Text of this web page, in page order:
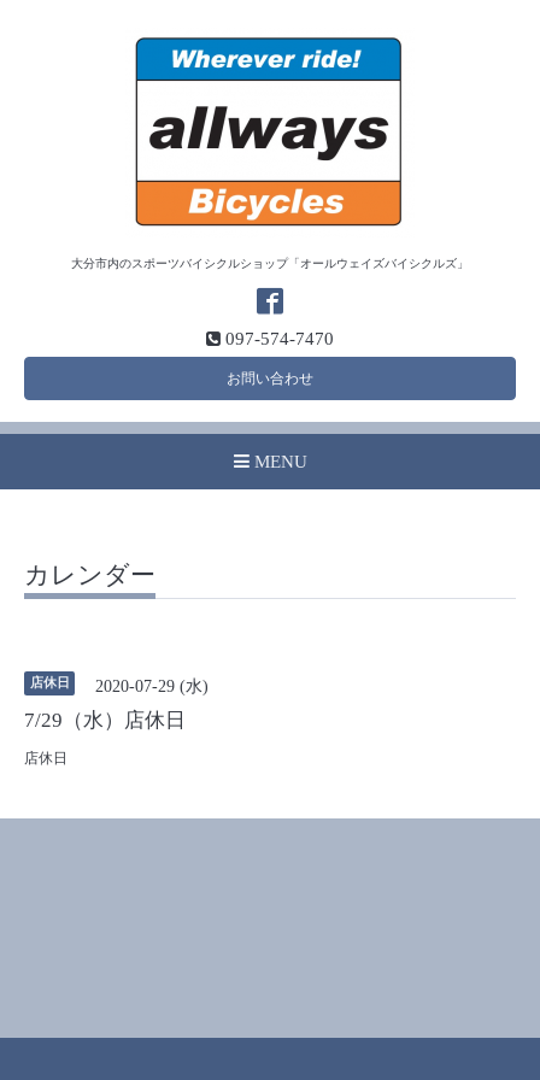
大分市内のスポーツバイシクルショップ「オールウェイズバイシクルズ」
097-574-7470
お問い合わせ
MENU
カレンダー
店休日 2020-07-29 (水)
7/29（水）店休日
店休日